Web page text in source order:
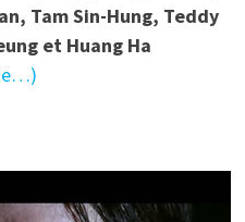
Tam Sin-Hung, Teddy
et Huang Ha